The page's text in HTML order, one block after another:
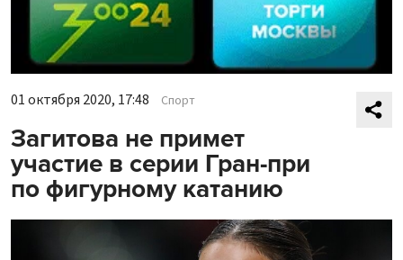
01 октября 2020, 17:48 Спорт
Загитова не примет
участие в серии Гран-при
по фигурному катанию